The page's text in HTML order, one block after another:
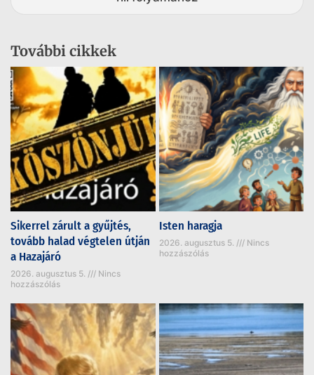
További cikkek
Sikerrel zárult a gyűjtés,
tovább halad végtelen útján
a Hazajáró
2026. augusztus 5.
Nincs
hozzászólás
Isten haragja
2026. augusztus 5.
Nincs
hozzászólás